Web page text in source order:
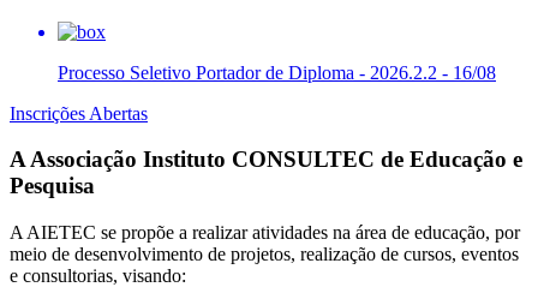
Processo Seletivo Portador de Diploma - 2026.2.2 - 16/08
Inscrições Abertas
A Associação Instituto CONSULTEC de Educação e
Pesquisa
A AIETEC se propõe a realizar atividades na área de educação, por
meio de desenvolvimento de projetos, realização de cursos, eventos
e consultorias, visando: